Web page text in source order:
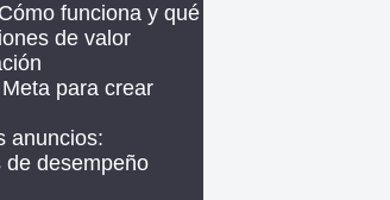
funciona y qué
de valor
para crear
anuncios:
de desempeño